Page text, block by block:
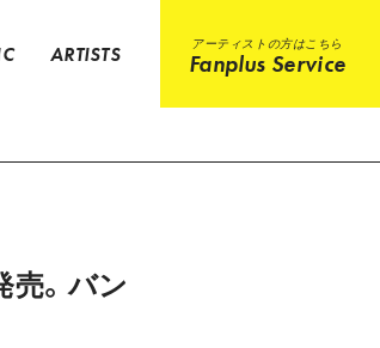
ARTISTS アーティストの方はこちら
Fanplus Service
。バン